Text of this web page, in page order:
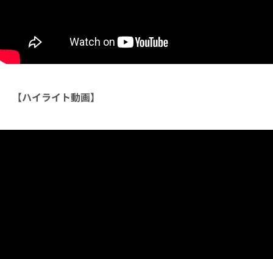
【ハイライト動画】